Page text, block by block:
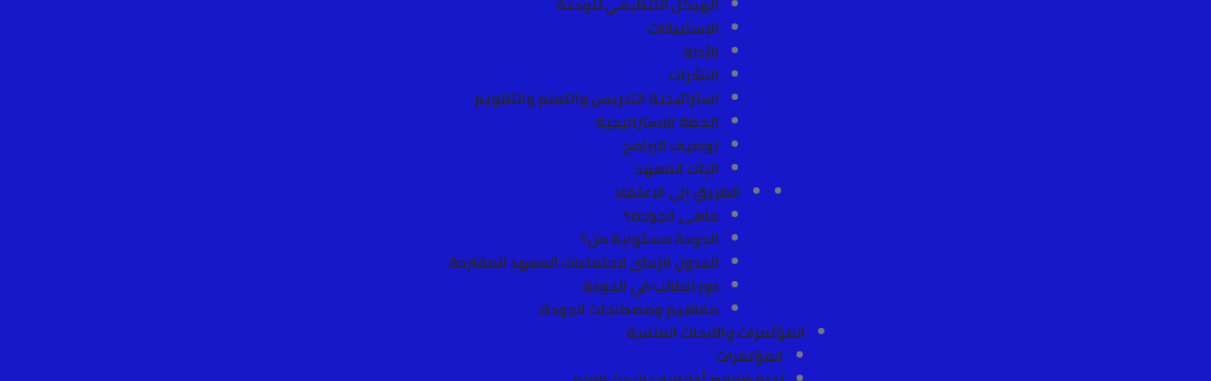
الإستبيانات
الأدلة
النشرات
استراتيجية التدريس والتعلم والتقويم
الخطة الاستراتيجية
توصيف البرامج
اليات المعهد
الطريق إلى الاعتماد
ماهى الجودة؟
الجودة مسئولية من؟
الجدول الزمنى لإجتماعات المعهد المقترحة
دور الطالب في الجودة
مفاهيم ومصطلحات الجودة:
المؤتمرات والأبحاث العلمية
المؤتمرات